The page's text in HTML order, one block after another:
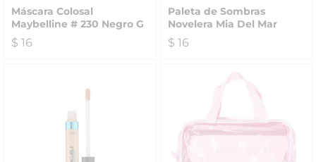
Máscara Colosal
Maybelline # 230 Negro G
$ 16
Paleta de Sombras
Novelera Mia Del Mar
$ 16